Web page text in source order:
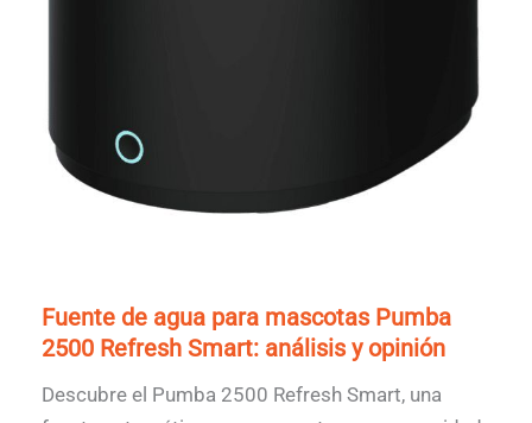
Fuente de agua para mascotas Pumba
2500 Refresh Smart: análisis y opinión
Descubre el Pumba 2500 Refresh Smart, una